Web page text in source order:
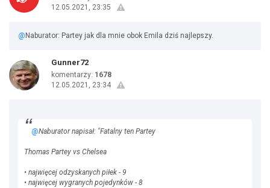
12.05.2021, 23:35
@ Naburator: Partey jak dla mnie obok Emila dziś najlepszy.
Gunner72
komentarzy: 1678
12.05.2021, 23:34
@Naburator napisał: "Fatalny ten Partey
Thomas Partey vs Chelsea
• najwięcej odzyskanych piłek - 9
• najwięcej wygranych pojedynków - 8